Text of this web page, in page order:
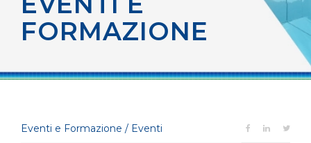
FORMAZIONE
Eventi e Formazione / Eventi